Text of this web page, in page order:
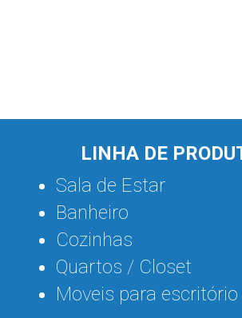
LINHA DE
Sala de Estar
Banheiro
Cozinhas
Quartos / Closet
Moveis para escritório